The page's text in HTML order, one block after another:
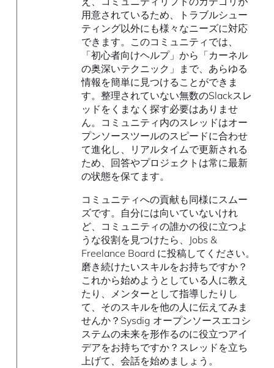
用意されているため、トラブルシュー
ティング以外にも様々なニーズに対応
できます。このコミュニティでは、
「初心者向けヘルプ」から「カーネル
の奥深いテクニック」まで、あらゆる
情報を簡単に見つけることができま
す。整理されていない無数のSlackスレ
ッドをくまなく探す必要はありませ
ん。コミュニティ内のスレッドはオー
プンソースツールのスピードに合わせ
て進化し、リアルタイムで更新される
ため、回答やプロジェクトは常に最新
の状態を保てます。
コミュニティへの貢献も同様にスムー
ズです。自分には向いていないけれ
ど、コミュニティの誰かの役に立つよ
うな役割を見つけたら、Jobs &
Freelance Board に投稿してください。
磨き続けたいスキルをお持ちですか？
これから始めようとしている人に教え
たり、メンターとして指導したりし
て、そのスキルを他の人に伝えてみま
せんか？Sysdig オープンソースエコシ
ステムの未来を形作るのに役立つアイ
デアをお持ちですか？スレッドを立ち
上げて、会話を始めましょう。